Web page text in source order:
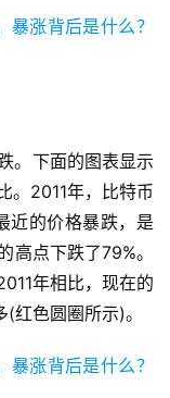
。下面的图表显示
。2011年，比特币
近的价格暴跌，是
高点下跌了79%。
年相比，现在的
红色圆圈所示)。